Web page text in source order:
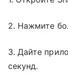
2. Нажмите
3. Дайте
секунд.